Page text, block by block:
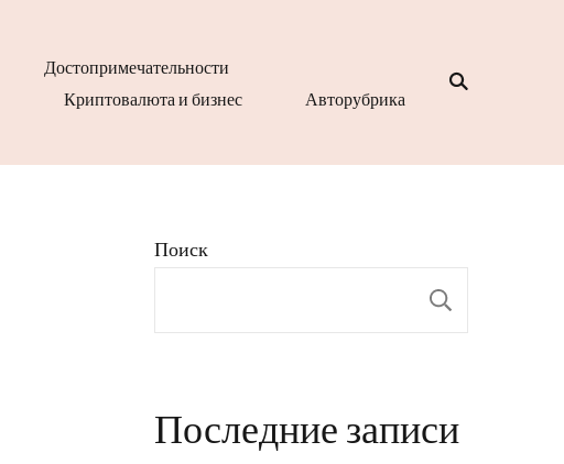
Достопримечательности
Криптовалюта и бизнес Авторубрика
Поиск
Последние записи